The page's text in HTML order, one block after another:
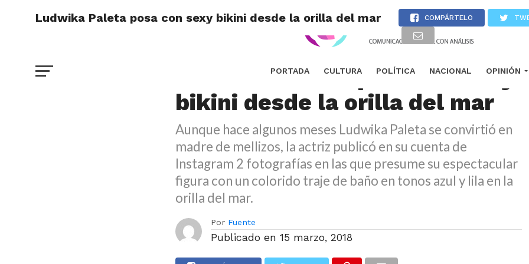
PORTADA CULTURA POLÍTICA NACIONAL OPINIÓN
Ludwika Paleta posa con sexy bikini desde la orilla del mar COMPÁRTELO
Ludwika Paleta posa con sexy
bikini desde la orilla del mar
Aunque hace algunos meses Ludwika Paleta se convirtió en
madre de mellizos, la actriz publicó en su cuenta de
Instagram 2 fotografías en las que presume su espectacular
figura con un colorido traje de baño en tonos azul y lila en la
orilla del mar.
Por Fuente
Publicado en 15 marzo, 2018